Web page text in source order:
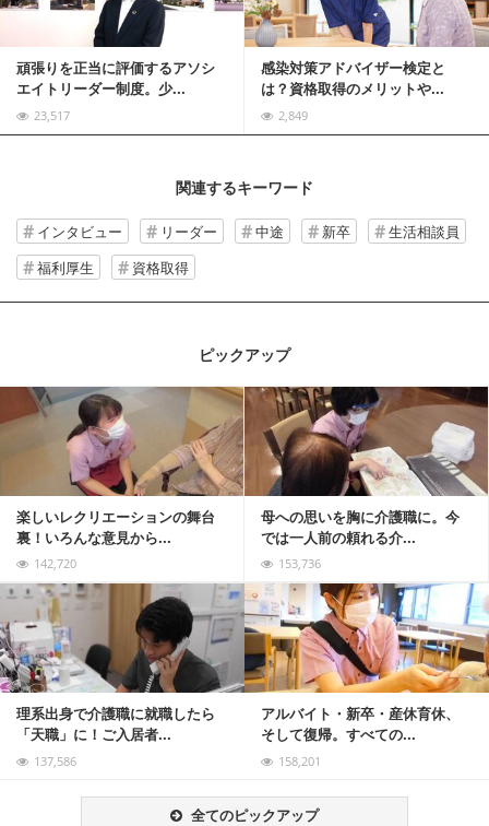
頑張りを正当に評価するアソシ
エイトリーダー制度。少...
23,517
感染対策アドバイザー検定と
は？資格取得のメリットや...
2,849
関連するキーワード
インタビュー リーダー 中途 新卒
生活相談員
福利厚生
資格取得
ピックアップ
楽しいレクリエーションの舞台
裏！いろんな意見から...
142,720
母への思いを胸に介護職に。今
では一人前の頼れる介...
153,736
記事を読む
理系出身で介護職に就職したら
「天職」に！ご入居者...
137,586
アルバイト・新卒・産休育休、
そして復帰。すべての...
158,201
記事を読む
全てのピックアップ